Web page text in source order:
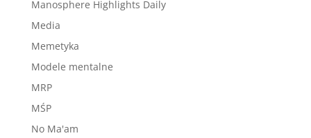
Manosphere Highlights Daily
Media
Memetyka
Modele mentalne
MRP
MŚP
No Ma'am